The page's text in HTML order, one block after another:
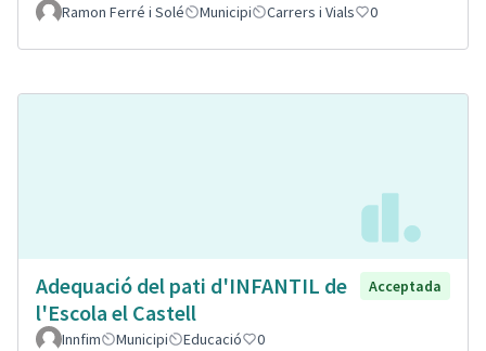
Ramon Ferré i Solé Municipi Carrers i Vials 0
Adequació del pati d'INFANTIL de
l'Escola el Castell
Acceptada
Innfim Municipi Educació 0